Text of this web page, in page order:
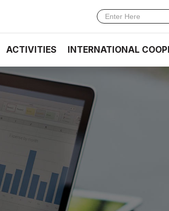
ACTIVITIES INTERNATIONAL